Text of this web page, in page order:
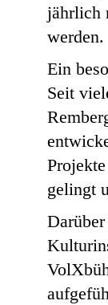
jährlich
werden.
Ein
Seit
gelingt